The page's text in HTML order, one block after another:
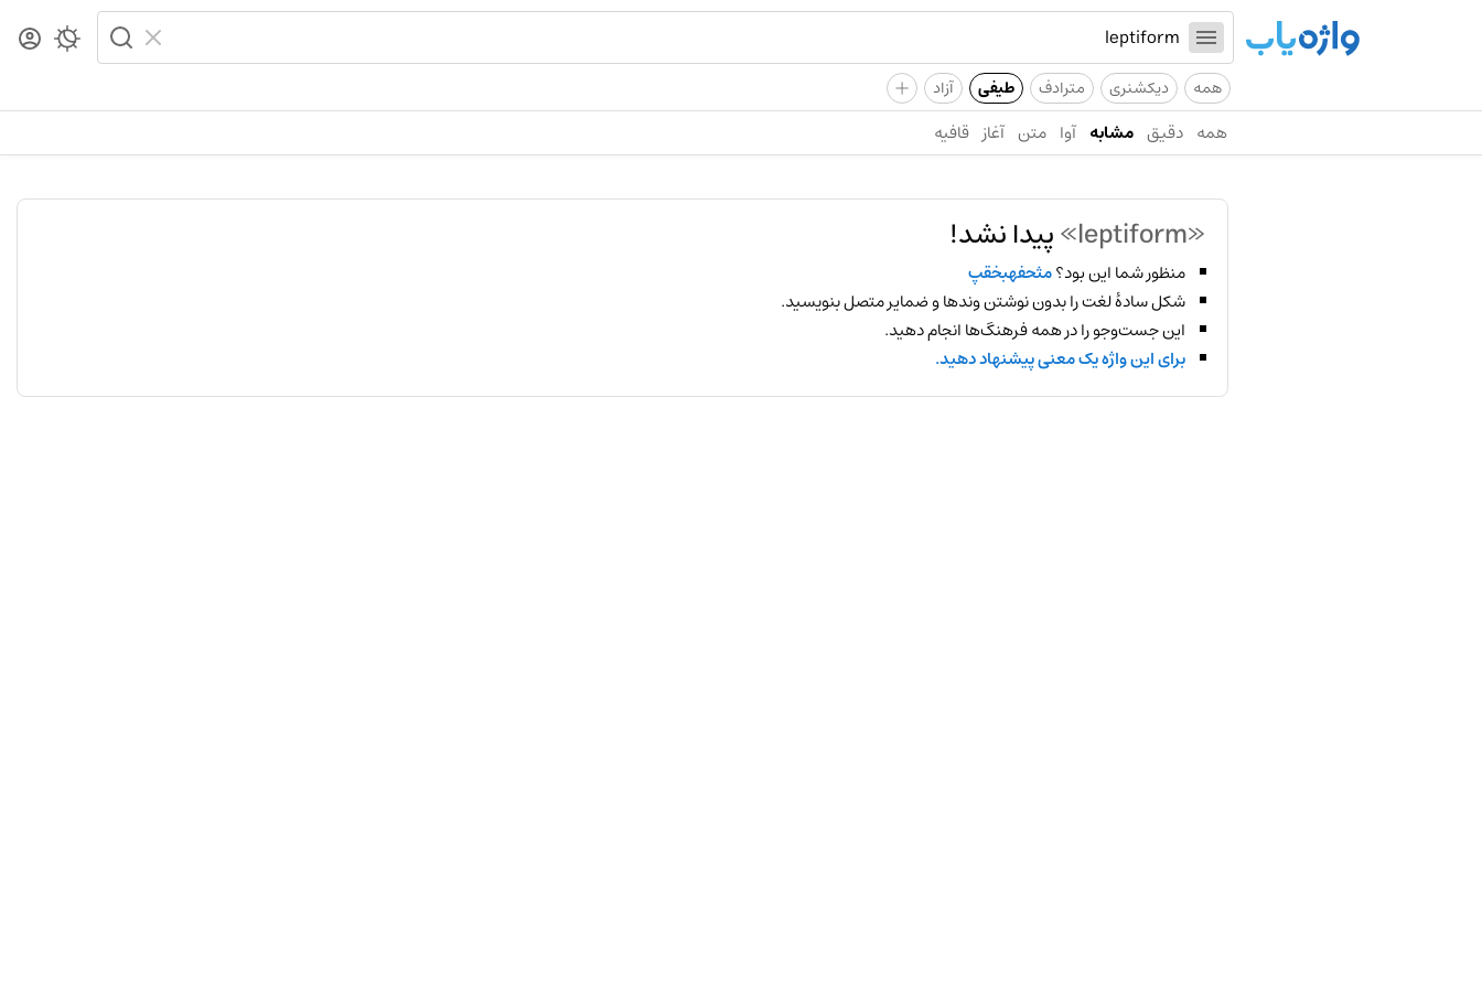
همه دیکشنری مترادف طیفی آزاد +
همه دقیق مشابه آوا متن آغاز قافیه
«leptiform» پیدا نشد!
منظور شما این بود؟مثحفهبخقپ
شکل سادهٔ لغت را بدون نوشتن وندها و ضمایر متصل بنویسید.
این جست‌وجو را در همه فرهنگ‌ها انجام دهید.
برای این واژه یک معنی پیشنهاد دهید.